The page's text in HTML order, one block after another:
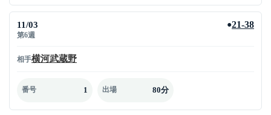
11/03
第6週
●21-38
相手横河武蔵野
番号 1 出場 80分